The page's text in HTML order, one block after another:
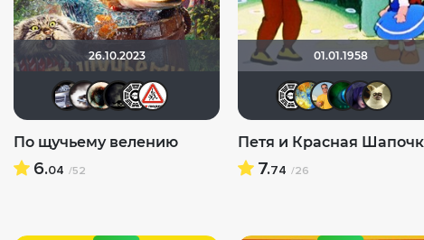
26.10.2023
iv.msk
Biker
По щучьему велению
6.04 /52
01.01.1958
Flash82
Петя и Красная
7.74 /26